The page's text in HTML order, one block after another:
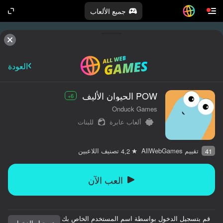
جميع الألعاب
العودة
POW الحيوان الأليف 6+
Onduck Games
ألعاب عابرة
للبنات
41 تقييم AllWebGames 4,2 تصنيف اللاعبين
العب الآن
قم بتسجيل الدخول بواسطة اسم المستخدم الخاص بك